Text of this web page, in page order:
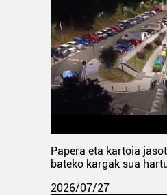
Papera eta kartoia
bateko kargak sua
2026/07/27